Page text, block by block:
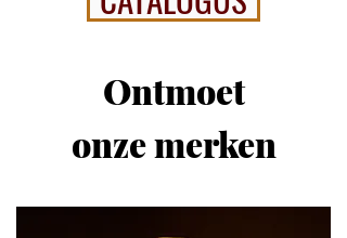
Ontmoet
onze merken